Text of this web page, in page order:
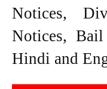
Notices,
Notices,
Hindi and